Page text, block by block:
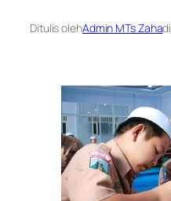
Ditulis olehAdmin MTs Zahadi